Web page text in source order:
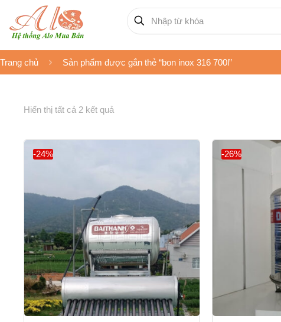
Trang chủ Sản phẩm được gắn thẻ “bon inox 316 700l”
Hiển thị tất cả 2 kết quả
-24% -26%